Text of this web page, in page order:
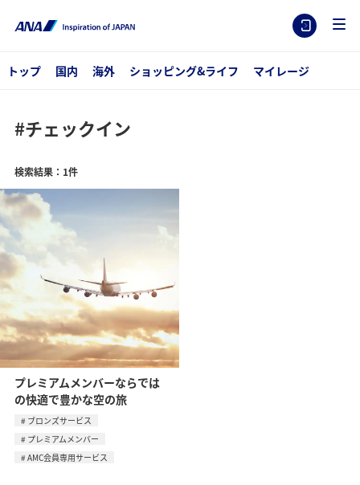
トップ 国内 海外 ショッピング&ライフ マイレージ
#チェックイン
検索結果：1件
プレミアムメンバーならでは
の快適で豊かな空の旅
ブロンズサービス
プレミアムメンバー
AMC会員専用サービス